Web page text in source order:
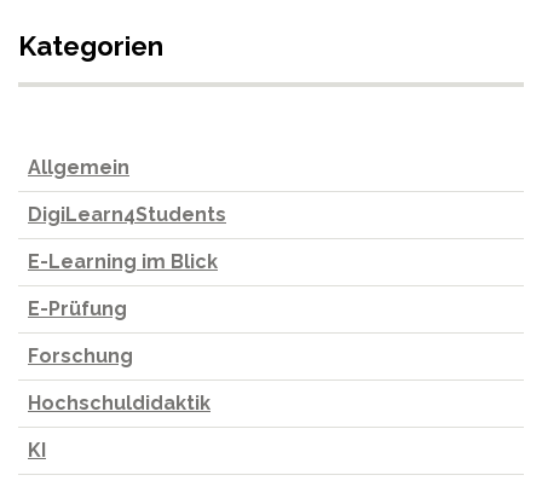
Kategorien
Allgemein
DigiLearn4Students
E-Learning im Blick
E-Prüfung
Forschung
Hochschuldidaktik
KI